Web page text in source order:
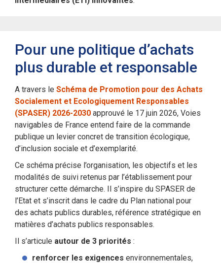
Pour une politique d’achats
plus durable et responsable
A travers le Schéma de Promotion pour des Achats
Socialement et Ecologiquement Responsables
(SPASER) 2026-2030 approuvé le 17 juin 2026, Voies
navigables de France entend faire de la commande
publique un levier concret de transition écologique,
d’inclusion sociale et d’exemplarité.
Ce schéma précise l’organisation, les objectifs et les
modalités de suivi retenus par l’établissement pour
structurer cette démarche. Il s’inspire du SPASER de
l’Etat et s’inscrit dans le cadre du Plan national pour
des achats publics durables, référence stratégique en
matières d’achats publics responsables.
Il s’articule autour de 3 priorités :
renforcer les exigences environnementales,